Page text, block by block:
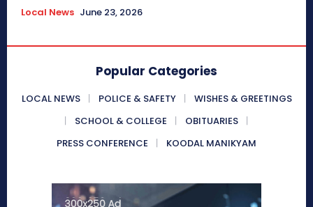
Local News June 23, 2026
Popular Categories
LOCAL NEWS POLICE & SAFETY
WISHES & GREETINGS
SCHOOL & COLLEGE
OBITUARIES
PRESS CONFERENCE
KOODAL MANIKYAM